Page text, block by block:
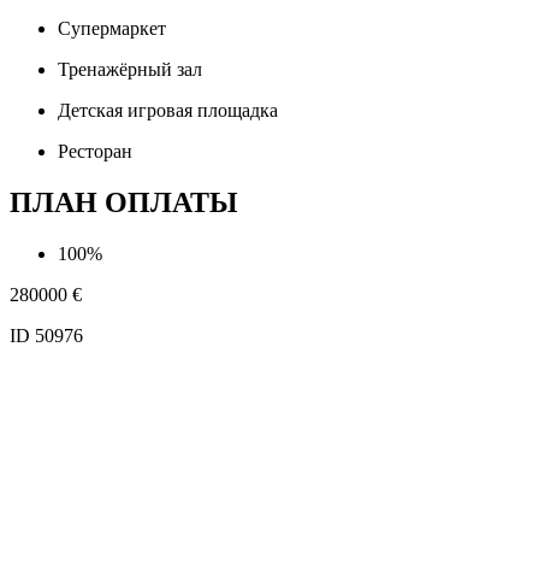
Супермаркет
Тренажёрный зал
Детская игровая площадка
Ресторан
ПЛАН ОПЛАТЫ
100%
280000 €
ID 50976